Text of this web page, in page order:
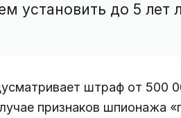
установить до 5
штраф от 500
признаков шпионажа